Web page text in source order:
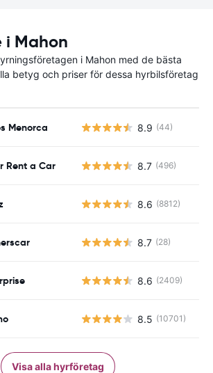
i Mahon
i Mahon med de bästa
betyg och priser för dessa hyrbilsföretag
Menorca 8.9 (44)
Rent a Car 8.7 (496)
8.6 (8812)
8.7 (28)
8.6 (2409)
8.5 (10701)
Visa alla hyrföretag